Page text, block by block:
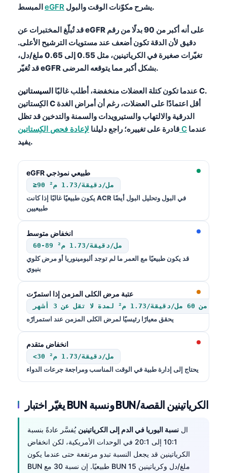
eGFR يشرح مكوّنات الوقت والبول.
قد تُبلّغ المختبرات عن eGFR على أنه أكبر من 90 بدلًا من رقم
دقيق لأن الدقة تكون أضعف عند مستويات الترشيح الأعلى.
تغيّرات صغيرة في الكرياتينين، مثل 0.55 إلى 0.65 ملغ/دل،
قد تُغيّر eGFR بشكل أكبر مما يتوقعه المرضى.
عندما تكون كتلة العضلات منخفضة، أطلب غالبًا السيستاتين C.
الكِستاتين C أقل اعتمادًا على العضلات، رغم أن أمراض الغدة
الدرقية والالتهاب والستيرويدات والسمنة والتدخين قد تظل
قادرة على تغييره؛ راجع دليلنا لإعادة فحص الكِستاتين C
يفيد.
eGFR طبيعي نموذجي
≥90 مل/دقيقة/1.73 م²
يكون طبيعيًا غالبًا إذا كانت ACR في البول وتحليل البول أيضًا
طبيعيين
انخفاض متوسط
60-89 مل/دقيقة/1.73 م²
قد يكون طبيعيًا مع العمر ما لم توجد ألبومينوريا أو مرض كلوي
بنيوي
عتبة مرض الكلى المزمن إذا استمرّت
أقل من 60 مل/دقيقة/1.73 م² لمدة لا تقل عن 3 أشهر
يحقق معيارًا رئيسيًا لمرض الكلى المزمن عند استمرارّه
انخفاض متقدم
<30 مل/دقيقة/1.73 م²
يحتاج إلى إدارة طبية في الوقت المناسب ومراجعة جرعات الدواء
يغيّر اختبار BUN ونسبة BUN/الكرياتينين القصة
ال نسبة اليوريا في الدم إلى الكرياتينين يُفسَّر عادةً بنسبة
10:1 إلى 20:1 في الوحدات الأمريكية، لكن انخفاض
الكرياتينين قد يجعل النسبة تبدو مرتفعة حتى عندما يكون
BUN طبيعيًا. إن نسبة 30 مع BUN 15 ملغ/دل وكرياتينينதமிழ்
ગુજરાતી
ಕನ್ನಡ
മലയാളം
Tagalog
ไทย
ភាសាខ្មែរ
Kiswahili
Українська
O‘zbekcha
Қазақ тілі
Suomi
Hrvatski
Slovenčina
پښتو
سنڌي
සිංහල
Galego
Latviešu valoda
Македонски јазик
Euskara